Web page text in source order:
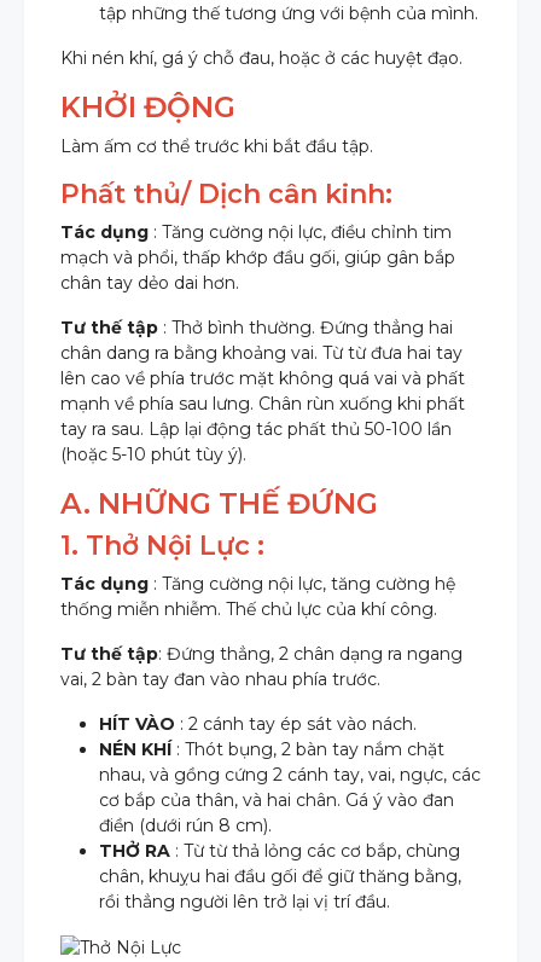
tập những thế tương ứng với bệnh của mình.
Khi nén khí, gá ý chỗ đau, hoặc ở các huyệt đạo.
KHỞI ĐỘNG
Làm ấm cơ thể trước khi bắt đầu tập.
Phất thủ/ Dịch cân kinh:
Tác dụng : Tăng cường nội lực, điều chỉnh tim
mạch và phổi, thấp khớp đầu gối, giúp gân bắp
chân tay dẻo dai hơn.
Tư thế tập : Thở bình thường. Đứng thẳng hai
chân dang ra bằng khoảng vai. Từ từ đưa hai tay
lên cao về phía trước mặt không quá vai và phất
mạnh về phía sau lưng. Chân rùn xuống khi phất
tay ra sau. Lập lại động tác phất thủ 50-100 lần
(hoặc 5-10 phút tùy ý).
A. NHỮNG THẾ ĐỨNG
1. Thở Nội Lực :
Tác dụng : Tăng cường nội lực, tăng cường hệ
thống miễn nhiễm. Thế chủ lực của khí công.
Tư thế tập: Đứng thẳng, 2 chân dạng ra ngang
vai, 2 bàn tay đan vào nhau phía trước.
HÍT VÀO : 2 cánh tay ép sát vào nách.
NÉN KHÍ : Thót bụng, 2 bàn tay nắm chặt
nhau, và gồng cứng 2 cánh tay, vai, ngực, các
cơ bắp của thân, và hai chân. Gá ý vào đan
điền (dưới rún 8 cm).
THỞ RA : Từ từ thả lỏng các cơ bắp, chùng
chân, khuỵu hai đầu gối để giữ thăng bằng,
rồi thẳng người lên trở lại vị trí đầu.